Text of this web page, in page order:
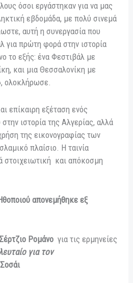
όσοι εργάστηκαν για να μας
εβδομάδα, με πολύ σινεμά
αυτή η συνεργασία που
για πρώτη φορά στην ιστορία
το εξής: ένα Φεστιβάλ με
και μια Θεσσαλονίκη με
ολοκλήρωσε.
επίκαιρη εξέταση ενός
ιστορία της Αλγερίας, αλλά
της εικονογραφίας των
πλαίσιο. Η ταινία
στοιχειωτική και απόκοσμη
απονεμήθηκε εξ
Ρομάνογια τις ερμηνείες
για τον